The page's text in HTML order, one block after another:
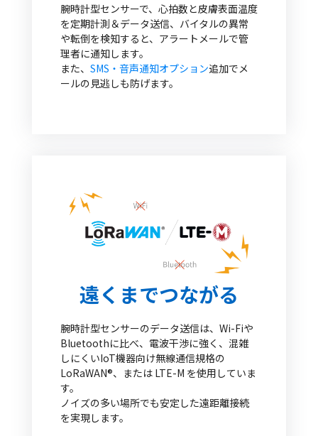
腕時計型センサーで、⼼拍数と⽪膚表⾯温度
を定期計測＆データ送信、バイタルの異常
や転倒を検知すると、アラートメールで管
理者に通知します。
また、 SMS‧⾳声通知オプション追加でメ
ールの⾒逃しも防げます。
遠くまでつながる
腕時計型センサーのデータ送信は、Wi-Fiや
Bluetoothに比べ、電波干渉に強く、混雑
しにくいIoT機器向け無線通信規格の
LoRaWAN®、または LTE-M を使用していま
す。
ノイズの多い場所でも安定した遠距離接続
を実現します。